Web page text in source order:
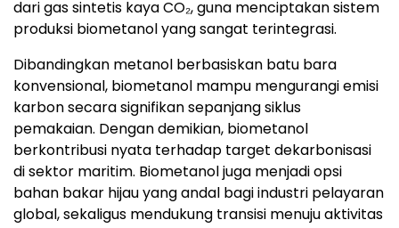
dari gas sintetis kaya CO₂, guna menciptakan sistem
produksi biometanol yang sangat terintegrasi.
Dibandingkan metanol berbasiskan batu bara
konvensional, biometanol mampu mengurangi emisi
karbon secara signifikan sepanjang siklus
pemakaian. Dengan demikian, biometanol
berkontribusi nyata terhadap target dekarbonisasi
di sektor maritim. Biometanol juga menjadi opsi
bahan bakar hijau yang andal bagi industri pelayaran
global, sekaligus mendukung transisi menuju aktivitas